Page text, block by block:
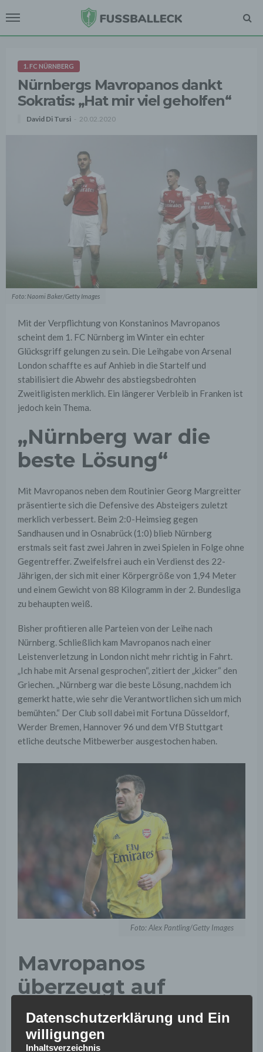
1. FC NÜRNBERG
Nürnbergs Mavropanos dankt
Sokratis: „Hat mir viel geholfen“
David Di Tursi 20.02.2020
Foto: Naomi Baker/Getty Images
Mit der Verpflichtung von Konstaninos Mavropanos
scheint dem 1. FC Nürnberg im Winter ein echter
Glücksgriff gelungen zu sein. Die Leihgabe von Arsenal
London schaffte es auf Anhieb in die Startelf und
stabilisiert die Abwehr des abstiegsbedrohten
Zweitligisten merklich. Ein längerer Verbleib in Franken ist
jedoch kein Thema.
„Nürnberg war die
beste Lösung“
Mit Mavropanos neben dem Routinier Georg Margreitter
präsentierte sich die Defensive des Absteigers zuletzt
merklich verbessert. Beim 2:0-Heimsieg gegen
Sandhausen und in Osnabrück (1:0) blieb Nürnberg
erstmals seit fast zwei Jahren in zwei Spielen in Folge ohne
Gegentreffer. Zweifelsfrei auch ein Verdienst des 22-
Jährigen, der sich mit einer Körpergröße von 1,94 Meter
und einem Gewicht von 88 Kilogramm in der 2. Bundesliga
zu behaupten weiß.
Bisher profitieren alle Parteien von der Leihe nach
Nürnberg. Schließlich kam Mavropanos nach einer
Leistenverletzung in London nicht mehr richtig in Fahrt.
„Ich habe mit Arsenal gesprochen“, zitiert der „kicker“ den
Griechen. „Nürnberg war die beste Lösung, nachdem ich
gemerkt hatte, wie sehr die Verantwortlichen sich um mich
bemühten.“ Der Club soll dabei mit Fortuna Düsseldorf,
Werder Bremen, Hannover 96 und dem VfB Stuttgart
etliche deutsche Mitbewerber ausgestochen haben.
Foto: Alex Pantling/Getty Images
Mavropanos
überzeugt auf
Anhieb
„Es fühlt sich an, als ob ich schon länger als einen Monat
Datenschutzerklärung und Ein
willigungen
Inhaltsverzeichnis